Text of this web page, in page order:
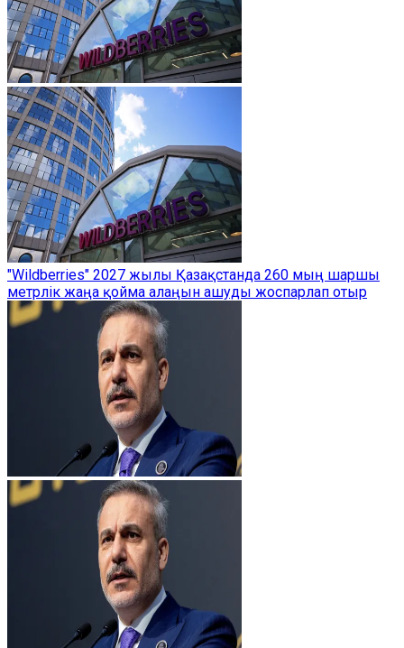
"Wildberries" 2027 жылы Қазақстанда 260 мың шаршы
метрлік жаңа қойма алаңын ашуды жоспарлап отыр